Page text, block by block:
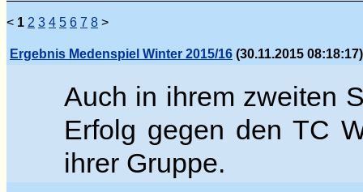
< 1 2 3 4 5 6 7 8 >
Ergebnis Medenspiel Winter 2015/16 (30.11.2015 08:18:17)
Auch in ihrem zweiten
Erfolg gegen den TC
ihrer Gruppe.